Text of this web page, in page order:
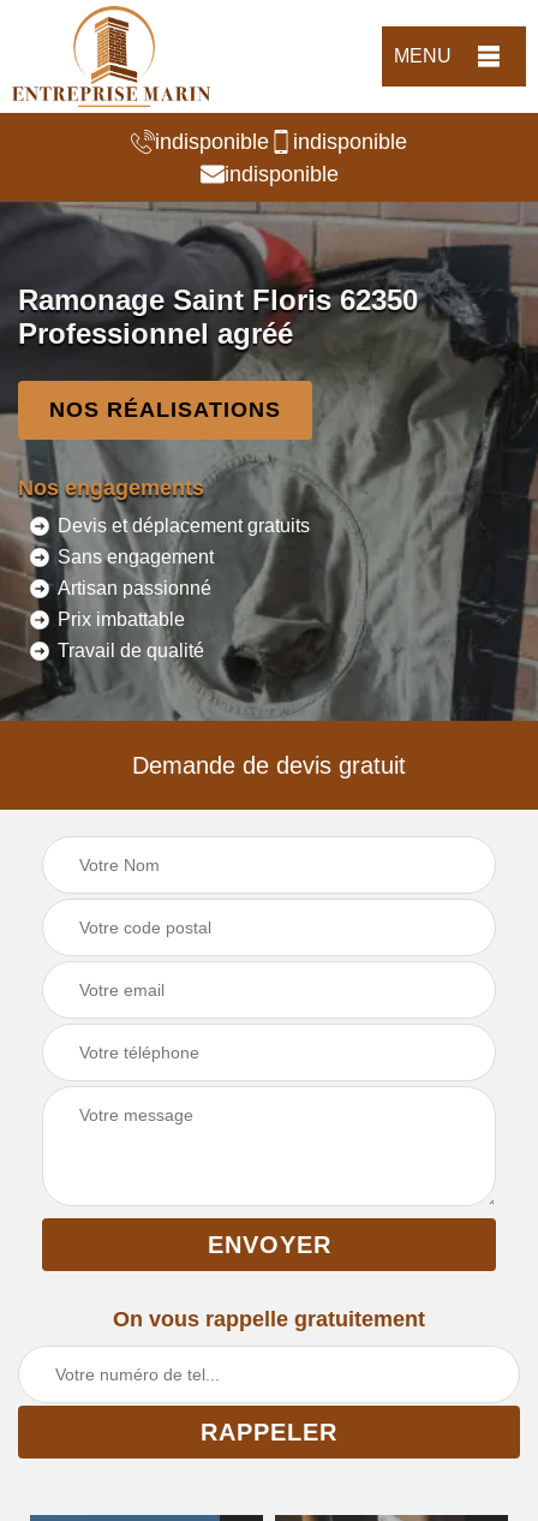
MENU
indisponible
indisponible
indisponible
Ramonage Saint Floris 62350
Professionnel agréé
NOS RÉALISATIONS
Nos engagements
Devis et déplacement gratuits
Sans engagement
Artisan passionné
Prix imbattable
Travail de qualité
Demande de devis gratuit
On vous rappelle gratuitement